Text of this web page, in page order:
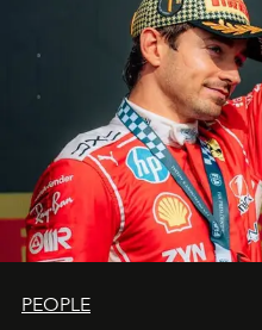
PEOPLE